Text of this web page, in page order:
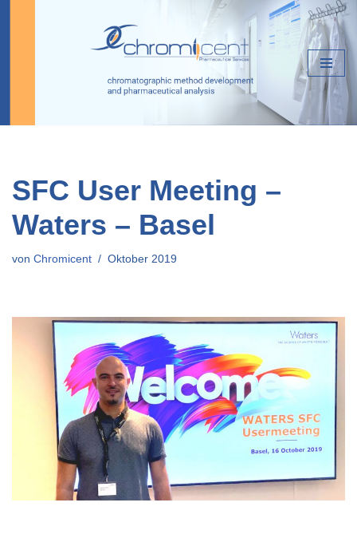
SFC User Meeting –
Waters – Basel
von Chromicent Oktober 2019